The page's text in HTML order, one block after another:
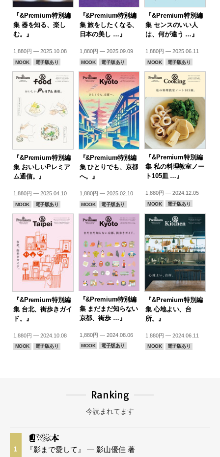
『&Premium特別編
集 器を知る、楽し
む。』
1,880円 — 2025.10.08
MOOK 電子版あり
『&Premium特別編
集 旅をしたくなる、
日本の美し …』
1,880円 — 2025.09.09
MOOK 電子版あり
『&Premium特別編
集 センスのいい人
は、何が違う …』
1,880円 — 2025.06.11
MOOK 電子版あり
『&Premium特別編
集 おいしいPレミア
ム通信。』
1,880円 — 2025.04.10
MOOK 電子版あり
『&Premium特別編
集 ひとりでも、京都
へ。』
1,880円 — 2025.02.10
MOOK 電子版あり
『&Premium特別編
集 私の料理教室ノー
ト105皿 …』
1,880円 — 2024.12.05
MOOK 電子版あり
『&Premium特別編
集 台北、街歩きガイ
ド。』
1,880円 — 2024.10.08
MOOK 電子版あり
『&Premium特別編
集 まだまだ知らない
京都、街歩 …』
1,880円 — 2024.08.06
MOOK 電子版あり
『&Premium特別編
集 心地よい、台
所。』
1,880円 — 2024.06.11
MOOK 電子版あり
Ranking
今読まれてます
1 『影まで愛して』 — 影山優佳 著